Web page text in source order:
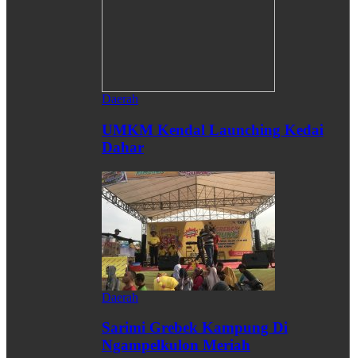
Daerah
UMKM Kendal Launching Kedai
Dahar
Daerah
Sarimi Grebek Kampung Di
Ngampelkulon Meriah